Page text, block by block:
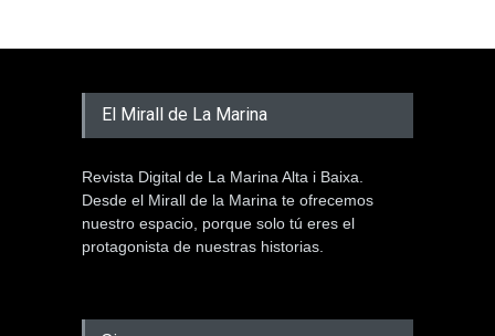
El Mirall de La Marina
Revista Digital de La Marina Alta i Baixa.
Desde el Mirall de la Marina te ofrecemos
nuestro espacio, porque solo tú eres el
protagonista de nuestras historias.